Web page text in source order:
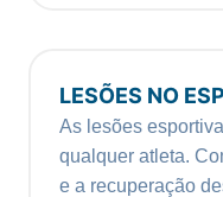
LESÕES NO
As lesões
qualquer atleta.
e a recuperação